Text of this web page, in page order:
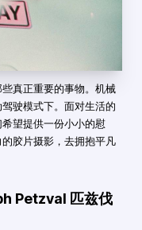
真正重要的事物。机械
驶模式下。面对生活的
望提供一份小小的慰
胶片摄影，去拥抱平凡
Petzval 匹兹伐